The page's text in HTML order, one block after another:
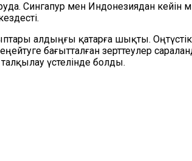
Сингапур мен Индонезиядан
алдыңғы қатарға шықты.
бағытталған зерттеулер
үстелінде болды.